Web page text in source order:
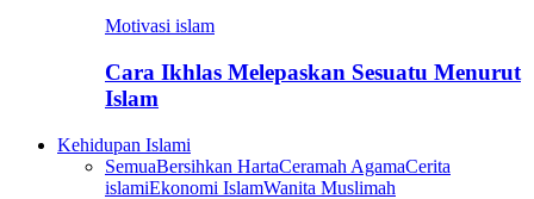
Motivasi islam
Cara Ikhlas Melepaskan Sesuatu Menurut
Islam
Kehidupan Islami
SemuaBersihkan HartaCeramah AgamaCerita
islamiEkonomi IslamWanita Muslimah